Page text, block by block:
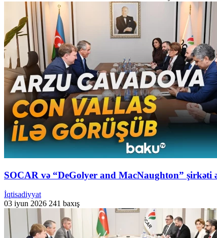
SOCAR və “DeGolyer and MacNaughton” şirkəti
İqtisadiyyat
03 iyun 2026 241 baxış